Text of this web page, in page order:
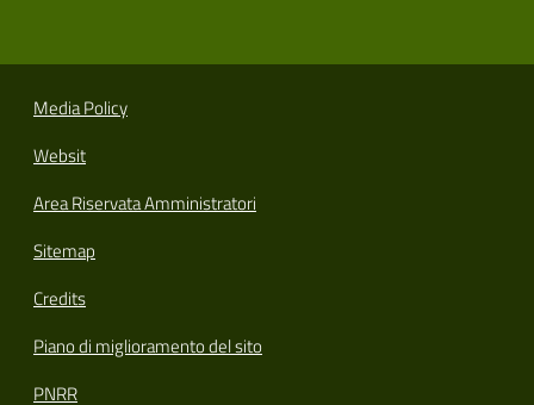
Media Policy
Websit
Area Riservata Amministratori
Sitemap
Credits
Piano di miglioramento del sito
PNRR